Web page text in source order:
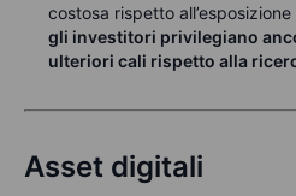
costosa rispetto all’esposizione
gli investitori privilegiano
ulteriori cali rispetto alla
Asset digitali